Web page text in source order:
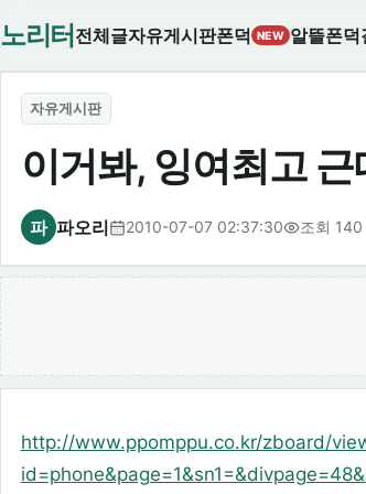
노리터 전체글자유게시판폰덕 NEW 알뜰폰덕
자유게시판
이거봐, 잉여최고 근
파 파오리 2010-07-07 02:37:30 조회 140
http://www.ppomppu.co.kr/zboard/